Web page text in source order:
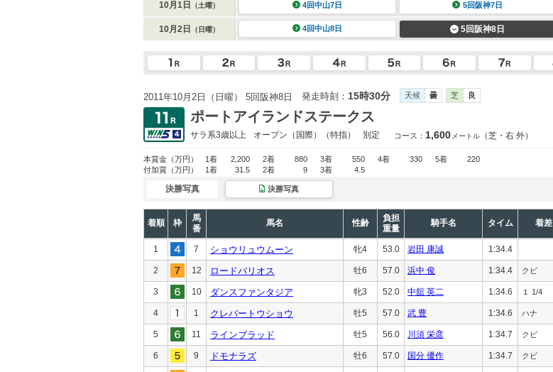
10月1日 （土曜） 4回中山7日 5回阪神7日
10月2日 （日曜） 4回中山8日 5回阪神8日
2011年10月2日（日曜） 5回阪神8日 発走時刻： 15時30分 天候 曇 芝 良
ポートアイランドステークス
サラ系3歳以上 オープン （国際）（特指） 別定 コース： 1,600 メートル （芝・右 外）
本賞金 （万円） 1着 2,200 2着 880 3着 550 4着 330 5着
220
付加賞 （万円） 1着 31.5 2着 9 3着 4.5
決勝写真 決勝写真
着順 枠
馬
番
馬名 性齢
負担
重量
騎手名 タイム 着差
1 7 ショウリュウムーン 牝4 53.0 岩田 康誠 1:34.4
2 12 ロードバリオス 牡6 57.0 浜中 俊 1:34.4 クビ
3 10 ダンスファンタジア 牝3 52.0 中舘 英二 1:34.6 １ 1/4
4 1 クレバートウショウ 牡5 57.0 武 豊 1:34.6 ハナ
5 11 ラインブラッド 牡5 56.0 川須 栄彦 1:34.7 クビ
6 9 ドモナラズ 牡6 57.0 国分 優作 1:34.7 クビ